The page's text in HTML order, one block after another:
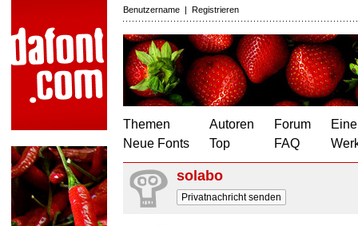
Benutzername | Registrieren
Themen
Neue Fonts
Autoren
Top
Forum
FAQ
solabo
Privatnachricht senden